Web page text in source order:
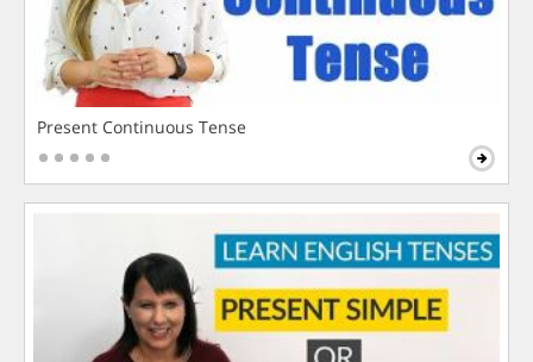
Present Continuous Tense